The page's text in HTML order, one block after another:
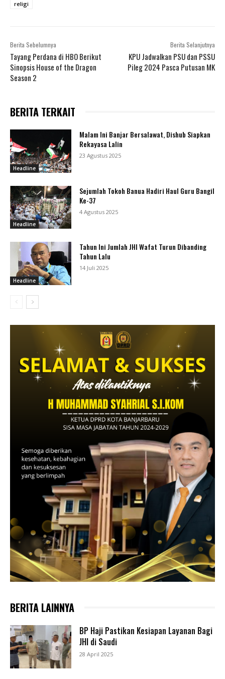
religi
Berita Sebelumnya
Tayang Perdana di HBO Berikut
Sinopsis House of the Dragon
Season 2
Berita Selanjutnya
KPU Jadwalkan PSU dan PSSU
Pileg 2024 Pasca Putusan MK
BERITA TERKAIT
Headline
Malam Ini Banjar Bersalawat, Dishub Siapkan
Rekayasa Lalin
23 Agustus 2025
Headline
Sejumlah Tokoh Banua Hadiri Haul Guru Bangil
Ke-37
4 Agustus 2025
Headline
Tahun Ini Jumlah JHI Wafat Turun Dibanding
Tahun Lalu
14 Juli 2025
BERITA LAINNYA
BP Haji Pastikan Kesiapan Layanan Bagi
JHI di Saudi
28 April 2025